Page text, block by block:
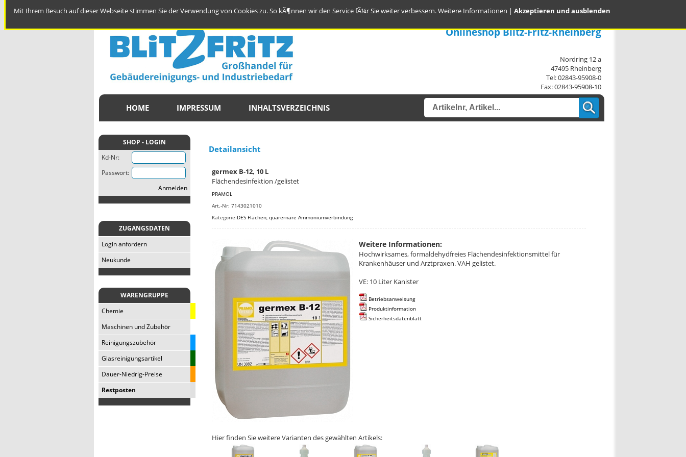
Mit Ihrem Besuch auf dieser Webseite stimmen Sie der Verwendung von Cookies zu. So kÃ¶nnen wir den Service fÃ¼r Sie weiter verbessern.Weitere Informationen | Akzeptieren und ausblenden
Onlineshop Blitz-Fritz-Rheinberg
Nordring 12 a
47495 Rheinberg
Tel: 02843-95908-0
Fax: 02843-95908-10
HOME IMPRESSUM INHALTSVERZEICHNIS
SHOP - LOGIN
Kd-Nr:
Passwort:
Anmelden
ZUGANGSDATEN
Login anfordern
Neukunde
WARENGRUPPE
Chemie
Maschinen und Zubehör
Reinigungszubehör
Glasreinigungsartikel
Dauer-Niedrig-Preise
Restposten
Detailansicht
germex B-12, 10 L
Flächendesinfektion /gelistet
PRAMOL
Art.-Nr: 7143021010
Kategorie:DES Flächen, quarernäre Ammoniumverbindung
Weitere Informationen:
Hochwirksames, formaldehydfreies Flächendesinfektionsmittel für
Krankenhäuser und Arztpraxen. VAH gelistet.
VE: 10 Liter Kanister
Betriebsanweisung
Produktinformation
Sicherheitsdatenblatt
Hier finden Sie weitere Varianten des gewählten Artikels: